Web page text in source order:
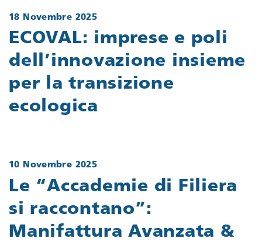
18 Novembre 2025
ECOVAL: imprese e poli
dell’innovazione insieme
per la transizione
ecologica
10 Novembre 2025
Le “Accademie di Filiera
si raccontano”:
Manifattura Avanzata &